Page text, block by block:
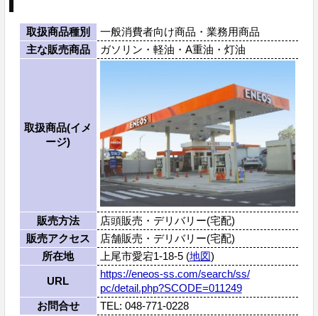
取扱商品種別
一般消費者向け商品・業務用商品
主な販売商品
ガソリン・軽油・A重油・灯油
取扱商品(イメ
ージ)
販売方法
店頭販売・デリバリー(宅配)
販売アクセス
店舗販売・デリバリー(宅配)
所在地
上尾市愛宕1-18-5 (地図)
URL
https://eneos-ss.com/search/ss/
pc/detail.php?SCODE=011249
お問合せ
TEL: 048-771-0228